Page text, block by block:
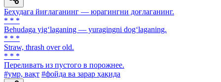
Беҳудага йиғлаганинг — юрагингни доғлаганинг.
* * *
Behudaga yig‘laganing — yuragingni dog‘laganing.
* * *
Straw, thrash over old.
* * *
Переливать из пустого в порожнее.
#умр, вақт #фойда ва зарар ҳақида